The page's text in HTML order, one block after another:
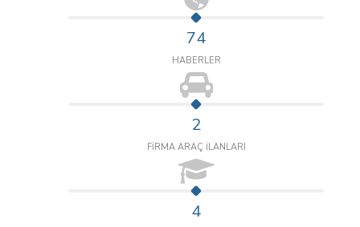
74
HABERLER
2
FİRMA ARAÇ İLANLARI
4